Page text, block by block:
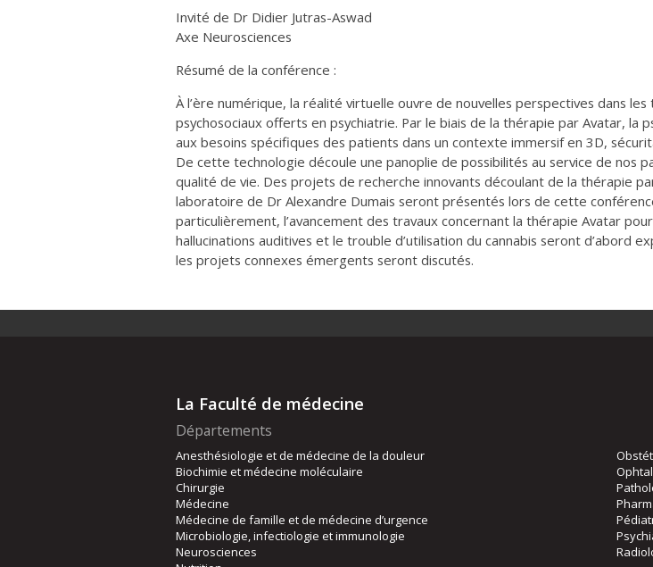
Invité de Dr Didier Jutras-Aswad
Axe Neurosciences
Résumé de la conférence :
À l’ère numérique, la réalité virtuelle ouvre de nouvelles perspectives dans
psychosociaux offerts en psychiatrie. Par le biais de la thérapie par Avatar, la
aux besoins spécifiques des patients dans un contexte immersif en 3D,
De cette technologie découle une panoplie de possibilités au service de nos
qualité de vie. Des projets de recherche innovants découlant de la thérapie
laboratoire de Dr Alexandre Dumais seront présentés lors de cette
particulièrement, l’avancement des travaux concernant la thérapie Avatar
hallucinations auditives et le trouble d’utilisation du cannabis seront d’abord
les projets connexes émergents seront discutés.
La Faculté de médecine
Départements
Anesthésiologie et de médecine de la douleur
Biochimie et médecine moléculaire
Chirurgie
Médecine
Médecine de famille et de médecine d’urgence
Microbiologie, infectiologie et immunologie
Neurosciences